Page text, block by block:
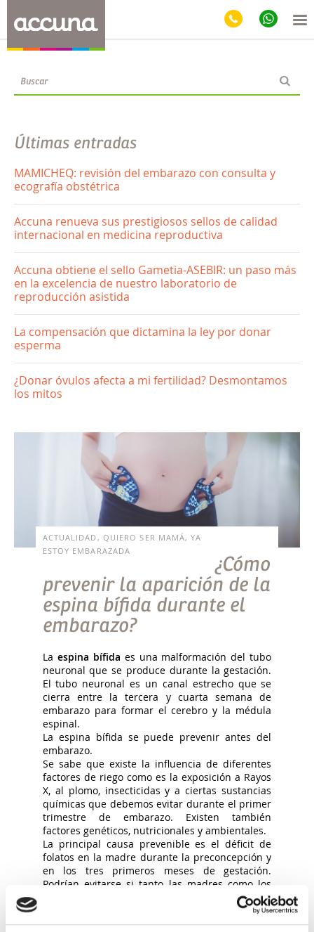
Blog
Últimas entradas
MAMICHEQ: revisión del embarazo con consulta y
ecografía obstétrica
Accuna renueva sus prestigiosos sellos de calidad
internacional en medicina reproductiva
Accuna obtiene el sello Gametia-ASEBIR: un paso más
en la excelencia de nuestro laboratorio de
reproducción asistida
La compensación que dictamina la ley por donar
esperma
¿Donar óvulos afecta a mi fertilidad? Desmontamos
los mitos
ACTUALIDAD, QUIERO SER MAMÁ, YA
ESTOY EMBARAZADA
¿Cómo
prevenir la aparición de la
espina bífida durante el
embarazo?
La espina bífida es una malformación del tubo
neuronal que se produce durante la gestación.
El tubo neuronal es un canal estrecho que se
cierra entre la tercera y cuarta semana de
embarazo para formar el cerebro y la médula
espinal.
La espina bífida se puede prevenir antes del
embarazo.
Se sabe que existe la influencia de diferentes
factores de riego como es la exposición a Rayos
X, al plomo, insecticidas y a ciertas sustancias
químicas que debemos evitar durante el primer
trimestre de embarazo. Existen también
factores genéticos, nutricionales y ambientales.
La principal causa prevenible es el déficit de
folatos en la madre durante la preconcepción y
en los tres primeros meses de gestación.
Podrían evitarse si tanto las madres como los
padres tomaran 0,4 miligramos de ácido fólico
antes del embarazo, lo ideal es empezar entre
el tercer y el sexto mes anteriores a la